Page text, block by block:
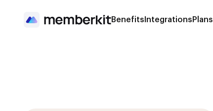
Benefits Integrations Plans